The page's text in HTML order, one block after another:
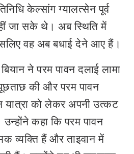
केल्सांग ग्यालत्सेन पूर्व
जा सके थे। अब स्थिति में
वह अब बधाई देने आए हैं।
ने परम पावन दलाई लामा
की और परम पावन
यात्रा को लेकर अपनी उत्कट
कहा कि परम पावन
व्यक्ति हैं और ताइवान में